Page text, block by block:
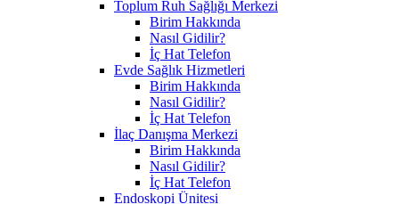
Toplum Ruh Sağlığı Merkezi
Birim Hakkında
Nasıl Gidilir?
İç Hat Telefon
Evde Sağlık Hizmetleri
Birim Hakkında
Nasıl Gidilir?
İç Hat Telefon
İlaç Danışma Merkezi
Birim Hakkında
Nasıl Gidilir?
İç Hat Telefon
Endoskopi Ünitesi